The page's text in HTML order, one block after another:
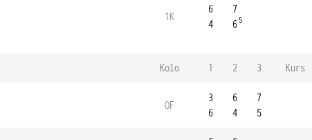
1K
6
4
7
6 5
Kolo 1 2 3 Kurs
OF
3
6
6
4
7
5